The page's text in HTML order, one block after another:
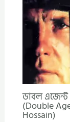
ডাবল
(Double
Hossain)